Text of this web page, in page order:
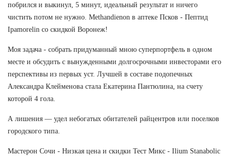
побрился и выкинул, 5 минут, идеальный результат и ничего
чистить потом не нужно. Methandienon в аптеке Псков - Пептид
Ipamorelin со скидкой Воронеж!
Моя задача - собрать придуманный мною суперпортфель в одном
месте и обсудить с вынужденными долгосрочными инвесторами его
перспективы из первых уст. Лучшей в составе подопечных
Александра Клейменова стала Екатерина Пантюлина, на счету
которой 4 гола.
А лишения — удел небогатых обитателей райцентров или поселков
городского типа.
Мастерон Сочи - Низкая цена и скидки Тест Микс - Ilium Stanabolic